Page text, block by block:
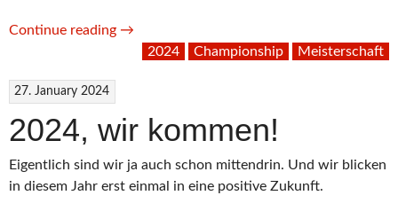
Continue reading “12th
Czech
→
2024
Championship Meisterschaft
27. January 2024
2024, wir kommen!
Eigentlich sind wir ja auch schon mittendrin. Und wir blicken
in diesem Jahr erst einmal in eine positive Zukunft.